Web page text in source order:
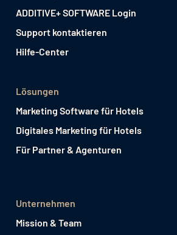
ADDITIVE+ SOFTWARE Login
Support kontaktieren
Hilfe-Center
Lösungen
Marketing Software für Hotels
Digitales Marketing für Hotels
Für Partner & Agenturen
Unternehmen
Mission & Team